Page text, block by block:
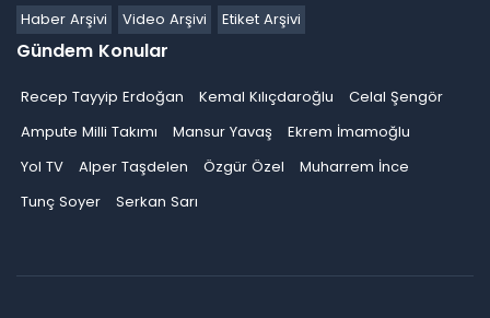
Haber Arşivi
Video Arşivi Etiket Arşivi
Gündem Konular
Recep Tayyip Erdoğan Kemal Kılıçdaroğlu
Celal Şengör
Ampute Milli Takımı
Mansur Yavaş
Ekrem İmamoğlu
Yol TV
Alper Taşdelen Özgür Özel
Muharrem İnce
Tunç Soyer
Serkan Sarı